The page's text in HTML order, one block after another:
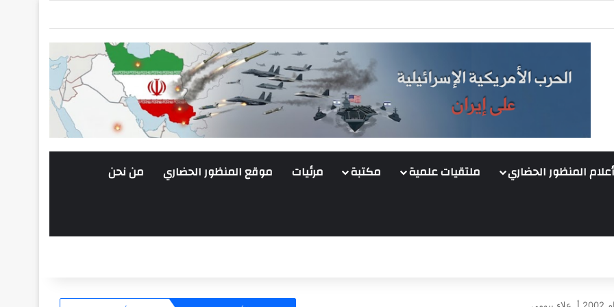
أعلام المنظور الحضاري ملتقيات علمية مكتبة مرئيات موقع المنظور الحضاري من نحن